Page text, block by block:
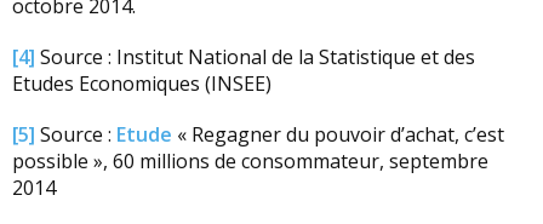
octobre 2014.
[4] Source : Institut National de la Statistique et des
Etudes Economiques (INSEE)
[5] Source : Etude « Regagner du pouvoir d’achat, c’est
possible », 60 millions de consommateur, septembre
2014